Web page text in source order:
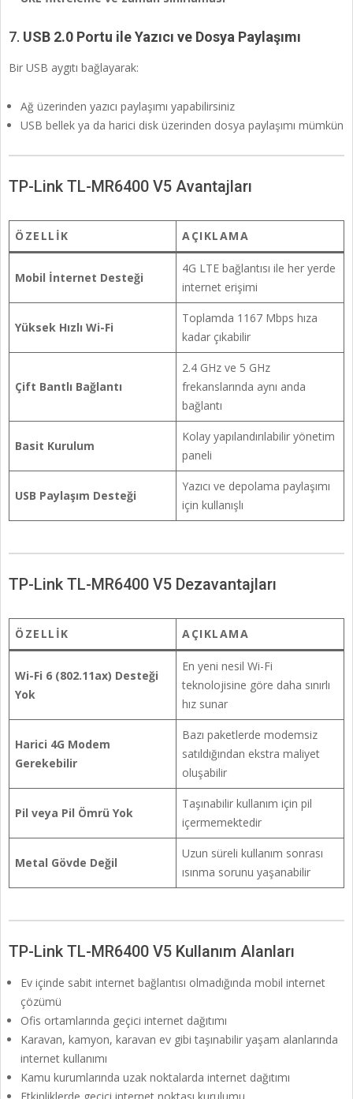
7. USB 2.0 Portu ile Yazıcı ve Dosya Paylaşımı
Bir USB aygıtı bağlayarak:
Ağ üzerinden yazıcı paylaşımı yapabilirsiniz
USB bellek ya da harici disk üzerinden dosya paylaşımı mümkün
TP-Link TL-MR6400 V5 Avantajları
ÖZELLIK AÇIKLAMA
Mobil İnternet Desteği
4G LTE bağlantısı ile her yerde
internet erişimi
Yüksek Hızlı Wi-Fi
Toplamda 1167 Mbps hıza
kadar çıkabilir
Çift Bantlı Bağlantı
2.4 GHz ve 5 GHz
frekanslarında aynı anda
bağlantı
Basit Kurulum
Kolay yapılandırılabilir yönetim
paneli
USB Paylaşım Desteği
Yazıcı ve depolama paylaşımı
için kullanışlı
TP-Link TL-MR6400 V5 Dezavantajları
ÖZELLIK AÇIKLAMA
Wi-Fi 6 (802.11ax) Desteği
Yok
En yeni nesil Wi-Fi
teknolojisine göre daha sınırlı
hız sunar
Harici 4G Modem
Gerekebilir
Bazı paketlerde modemsiz
satıldığından ekstra maliyet
oluşabilir
Pil veya Pil Ömrü Yok
Taşınabilir kullanım için pil
içermemektedir
Metal Gövde Değil
Uzun süreli kullanım sonrası
ısınma sorunu yaşanabilir
TP-Link TL-MR6400 V5 Kullanım Alanları
Ev içinde sabit internet bağlantısı olmadığında mobil internet
çözümü
Ofis ortamlarında geçici internet dağıtımı
Karavan, kamyon, karavan ev gibi taşınabilir yaşam alanlarında
internet kullanımı
Kamu kurumlarında uzak noktalarda internet dağıtımı
Etkinliklerde geçici internet noktası kurulumu